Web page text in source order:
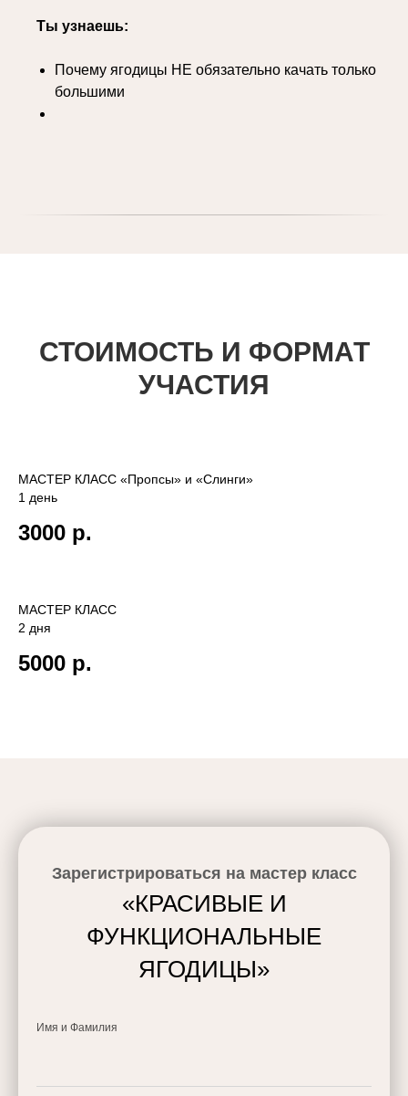
Ты узнаешь:
Почему ягодицы НЕ обязательно качать только
большими
СТОИМОСТЬ И ФОРМАТ
УЧАСТИЯ
МАСТЕР КЛАСС «Пропсы» и «Слинги»
1 день
3000 р.
МАСТЕР КЛАСС
2 дня
5000 р.
Зарегистрироваться на мастер класс
«КРАСИВЫЕ И
ФУНКЦИОНАЛЬНЫЕ
ЯГОДИЦЫ»
Имя и Фамилия